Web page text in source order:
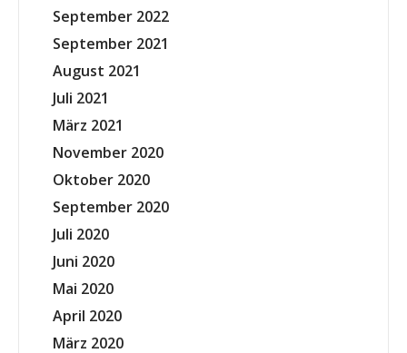
September 2022
September 2021
August 2021
Juli 2021
März 2021
November 2020
Oktober 2020
September 2020
Juli 2020
Juni 2020
Mai 2020
April 2020
März 2020